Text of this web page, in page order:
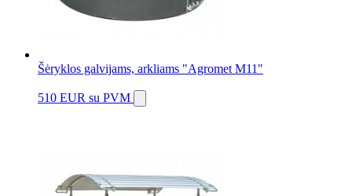
Šėryklos galvijams, arkliams "Agromet M11"
510 EUR su PVM